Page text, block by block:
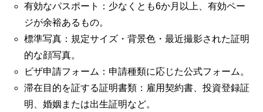
有効なパスポート：少なくとも6か月以上、有効ペー
ジが余裕あるもの。
標準写真：規定サイズ・背景色・最近撮影された証明
的な顔写真。
ビザ申請フォーム：申請種類に応じた公式フォーム。
滞在目的を証する証明書類：雇用契約書、投資登録証
明、婚姻または出生証明など。